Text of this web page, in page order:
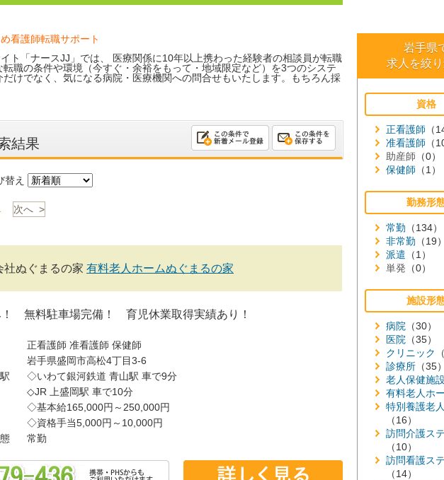
看護師転職サポート
ト「ナースJJ」では、 医療関係に10年以上携わった経験者の相談員が転職
職の条件や環境（今すぐ・余裕をもって・地域限定など）を3つのシステ
けでなく、気になる病院・医療機関への問合せもいたします。もちろん採
結果
え
次へ >
社ぬぐまるの家 有料老人ホームぬぐまるの家
！ 無料駐車場完備！ 育児休業取得実績あり！
正看護師 准看護師 保健師
岩手県盛岡市高松4丁目3-6
◇いわて銀河鉄道 青山駅 車で9分
◇JR 上盛岡駅 車で10分
◇基本給165,000円～250,000円
◇資格手当5,000円～10,000円
常勤
岩手県
求人を絞
資格
正看護師 （
准看護師 （
助産師 （0）
保健師 （1）
勤務形
常勤 （134）
非常勤 （19）
派遣 （1）
単発 （0）
施設形
病院 （30）
医院 （35）
クリニック
診療所 （35）
老人保健施設
有料老人ホ
特別養護老
（16）
訪問介護ス
（10）
訪問看護ス
（14）